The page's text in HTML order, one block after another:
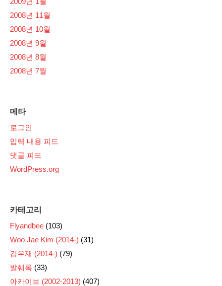
2008년 11월
2008년 10월
2008년 9월
2008년 8월
2008년 7월
메타
로그인
입력 내용 피드
댓글 피드
WordPress.org
카테고리
Flyandbee (103)
Woo Jae Kim (2014-) (31)
김우재 (2014-) (79)
발췌록 (33)
아카이브 (2002-2013) (407)